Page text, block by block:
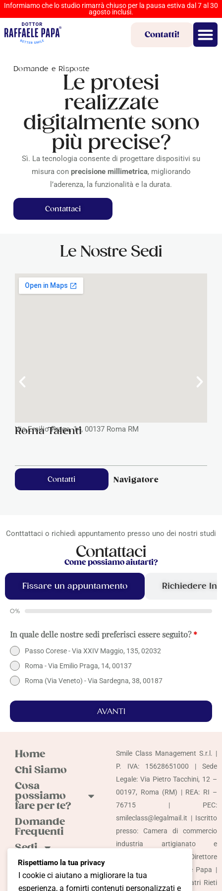
Informiamo che lo studio rimarrà chiuso per la pausa estiva dal 7 al 30
agosto inclusi.
Contatti!
Domande e Risposte
Le protesi
realizzate
digitalmente sono
più precise?
Sì. La tecnologia consente di progettare dispositivi su
misura con precisione millimetrica, migliorando
l’aderenza, la funzionalità e la durata.
Contattaci
Le Nostre Sedi
Via Emilio Praga, 14, 00137 Roma RM
Roma Talenti
Contatti Navigatore
Conttattaci o richiedi appuntamento presso uno dei nostri studi
Contattaci
Come possiamo aiutarti?
Fissare un appuntamento Richiedere
0%
In quale delle nostre sedi preferisci essere seguito?*
Passo Corese - Via XXIV Maggio, 135, 02032
Roma - Via Emilio Praga, 14, 00137
Roma (Via Veneto) - Via Sardegna, 38, 00187
AVANTI
Home
Chi Siamo
Cosa
possiamo
fare per te?
Domande
Frequenti
Sedi
Odontoiatria
Accessibile
Smile Class Management S.r.l. |
P. IVA: 15628651000 | Sede
Legale: Via Pietro Tacchini, 12 –
00197, Roma (RM) | REA: RI –
76715 | PEC:
smileclass@legalmail.it | Iscritto
presso: Camera di commercio
industria artigianato e
agricoltura di Rieti | Direttore
sanitario: Dott. Raffaele Papa |
Iscrizione Albo Odontoiatri Rieti
Rispettiamo la tua privacy
I cookie ci aiutano a migliorare la tua
esperienza, a fornirti contenuti personalizzati e